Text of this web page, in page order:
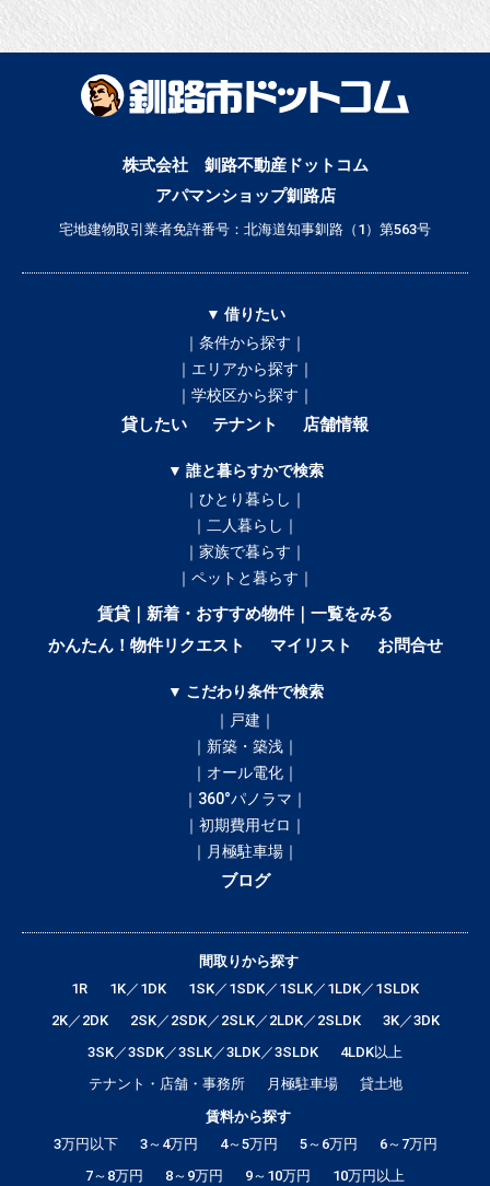
株式会社 釧路不動産ドットコム
アパマンショップ釧路店
宅地建物取引業者免許番号：北海道知事釧路（1）第563号
▼ 借りたい
｜条件から探す｜
｜エリアから探す｜
｜学校区から探す｜
貸したい テナント 店舗情報
▼ 誰と暮らすかで検索
｜ひとり暮らし｜
｜二人暮らし｜
｜家族で暮らす｜
｜ペットと暮らす｜
賃貸｜新着・おすすめ物件｜一覧をみる
かんたん！物件リクエスト
マイリスト お問合せ
▼ こだわり条件で検索
｜戸建｜
｜新築・築浅｜
｜オール電化｜
｜360°パノラマ｜
｜初期費用ゼロ｜
｜月極駐車場｜
ブログ
間取りから探す
1R
1K／1DK
1SK／1SDK／1SLK／1LDK／1SLDK
2K／2DK
2SK／2SDK／2SLK／2LDK／2SLDK
3K／3DK
3SK／3SDK／3SLK／3LDK／3SLDK
4LDK以上
テナント・店舗・事務所
月極駐車場
貸土地
賃料から探す
3万円以下
3～4万円 4～5万円 5～6万円
6～7万円
7～8万円
8～9万円 9～10万円 10万円以上